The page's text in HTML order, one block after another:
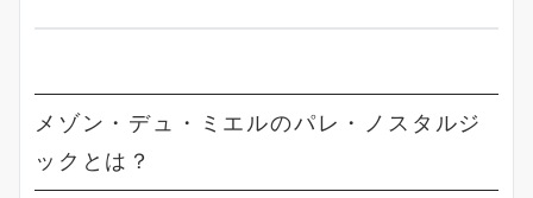
メゾン・デュ・ミエルのパレ・ノスタルジ
ックとは？